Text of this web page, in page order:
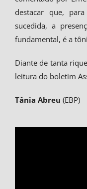
destacar que,
sucedida, a
fundamental, é a
Diante de tanta
leitura do boletim
Tânia Abreu (EBP)